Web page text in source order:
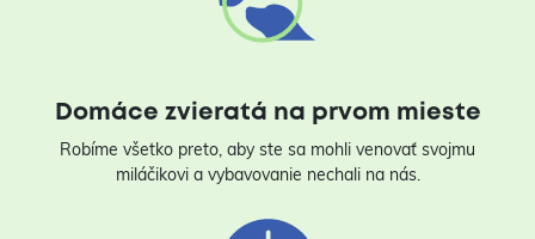
Domáce zvieratá na prvom mieste
Robíme všetko preto, aby ste sa mohli venovať svojmu
miláčikovi a vybavovanie nechali na nás.